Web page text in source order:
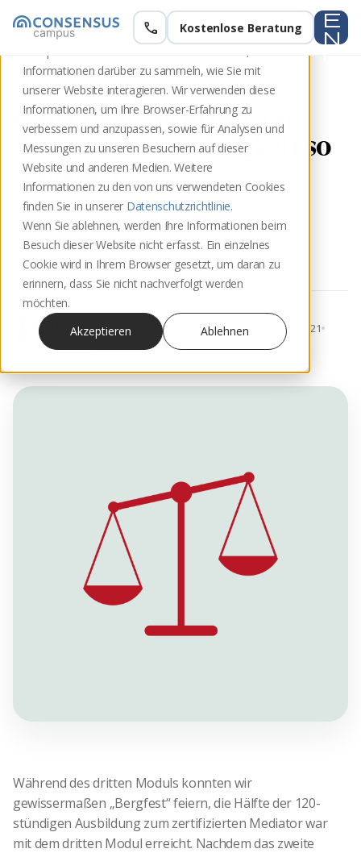
Diese Website speichert Cookies auf Ihrem
Informationen darüber zu sammeln, wie Sie mit
unserer Website interagieren. Wir verwenden diese
Informationen, um Ihre Browser-Erfahrung zu
verbessern und anzupassen, sowie für Analysen und
Messungen zu unseren Besuchern auf dieser
Website und anderen Medien. Weitere
Informationen zu den von uns verwendeten Cookies
finden Sie in unserer Datenschutzrichtlinie.
Wenn Sie ablehnen, werden Ihre Informationen beim
Besuch dieser Website nicht erfasst. Ein einzelnes
Cookie wird in Ihrem Browser gesetzt, um daran zu
erinnern, dass Sie nicht nachverfolgt werden
möchten.
Akzeptieren
Ablehnen
call Kostenlose Beratung
e
n
Ganz neue Sichtweisen:
Warum Ungerechtigkeit so
schmerzt
Ganz neue Sichtweisen: Warum
Ungerechtigkeit so schmerzt
Alexandra Kieffer updateVeröffentlicht am 25. Januar 2021
3 Min. Lesezeit
Während des dritten Moduls konnten wir
gewissermaßen „Bergfest“ feiern, die Hälfte der 120-
stündigen Ausbildung zum zertifizierten Mediator war
mit dem dritten Modul erreicht. Nachdem das zweite